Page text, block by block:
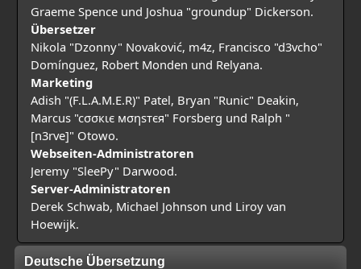
Graeme Spence und Joshua "groundup" Dickerson.
Übersetzer
Nikola "Dzonny" Novaković, m4z, Francisco "d3vcho"
Domínguez, Robert Monden und Relyana.
Marketing
Adish "(F.L.A.M.E.R)" Patel, Bryan "Runic" Deakin,
Marcus "cσσкιє мσηѕтєя" Forsberg und Ralph "
[n3rve]" Otowo.
Webseiten-Administratoren
Jeremy "SleePy" Darwood.
Server-Administratoren
Derek Schwab, Michael Johnson und Liroy van
Hoewijk.
Deutsche Übersetzung